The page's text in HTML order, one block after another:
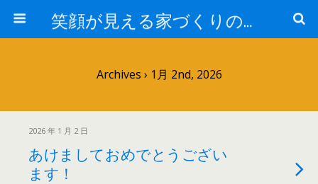
笑顔が見える家づくりの仕事人ブログ
Archives › 1月 2nd, 2026
2026 年 1 月 2 日
あけましておめでとうござい
ます！